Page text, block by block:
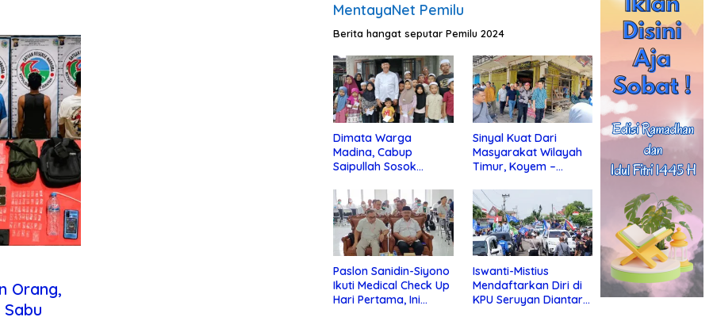
Orang,
MentayaNet Pemilu
Berita hangat seputar Pemilu 2024
Dimata Warga
Madina, Cabup
Saipullah Sosok
Anak Yatim
Sinyal Kuat Dari
Masyarakat Wilayah
Timur, Koyem –
di Kotim
Paslon Sanidin-Siyono
Ikuti Medical Check Up
Hari Pertama, Ini
Iswanti-Mistius
Mendaftarkan Diri di
KPU Seruyan Diantar